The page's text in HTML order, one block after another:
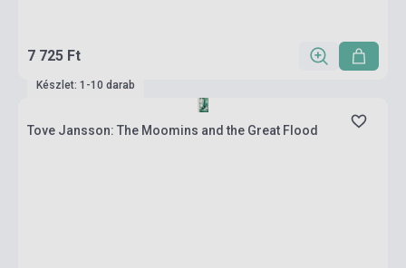
7 725 Ft
Készlet: 1-10 darab
Tove Jansson: The Moomins and the Great Flood